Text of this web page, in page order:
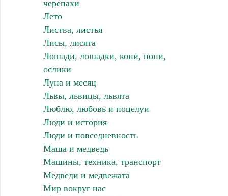
черепахи
Лето
Листва, листья
Лисы, лисята
Лошади, лошадки, кони, пони,
ослики
Луна и месяц
Львы, львицы, львята
Люблю, любовь и поцелуи
Люди и история
Люди и повседневность
Маша и медведь
Машины, техника, транспорт
Медведи и медвежата
Мир вокруг нас